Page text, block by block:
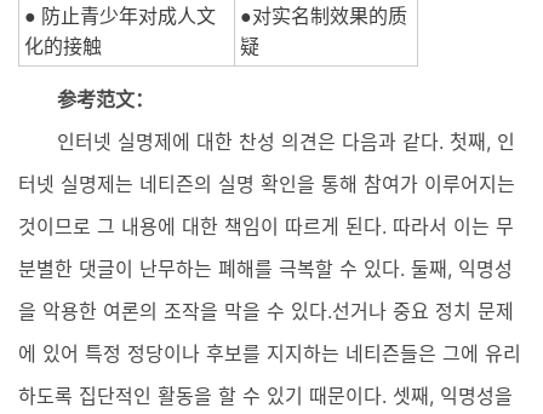
● 防止青少年对成人文
化的接触
●对实名制效果的质
疑
参考范文：
인터넷 실명제에 대한 찬성 의견은 다음과 같다. 첫째, 인
터넷 실명제는 네티즌의 실명 확인을 통해 참여가 이루어지는
것이므로 그 내용에 대한 책임이 따르게 된다. 따라서 이는 무
분별한 댓글이 난무하는 폐해를 극복할 수 있다. 둘째, 익명성
을 악용한 여론의 조작을 막을 수 있다.선거나 중요 정치 문제
에 있어 특정 정당이나 후보를 지지하는 네티즌들은 그에 유리
하도록 집단적인 활동을 할 수 있기 때문이다. 셋째, 익명성을